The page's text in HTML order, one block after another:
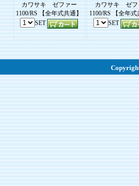
カワサキ ゼファー
1100/RS 【全年式共通】
SET
カワサキ ゼフ
1100/RS 【全年
SET